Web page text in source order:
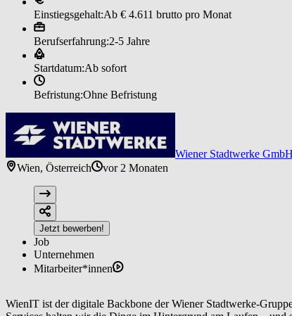
Einstiegsgehalt:Ab € 4.611 brutto pro Monat
Berufserfahrung:2-5 Jahre
Startdatum:Ab sofort
Befristung:Ohne Befristung
Wiener Stadtwerke GmbH
Wien, Österreich
vor 2 Monaten
Jetzt bewerben!
Job
Unternehmen
Mitarbeiter*innen
WienIT ist der digitale Backbone der Wiener Stadtwerke-